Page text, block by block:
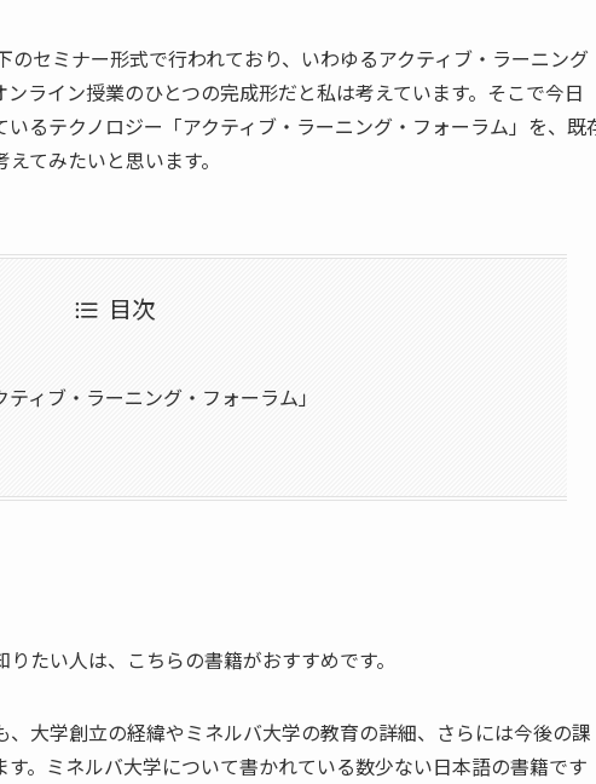
セミナー形式で行われており、いわゆるアクティブ・ラーニング
ライン授業のひとつの完成形だと私は考えています。そこで今日
るテクノロジー「アクティブ・ラーニング・フォーラム」を、既
てみたいと思います。
目次
ィブ・ラーニング・フォーラム」
たい人は、こちらの書籍がおすすめです。
大学創立の経緯やミネルバ大学の教育の詳細、さらには今後の課
。ミネルバ大学について書かれている数少ない日本語の書籍です